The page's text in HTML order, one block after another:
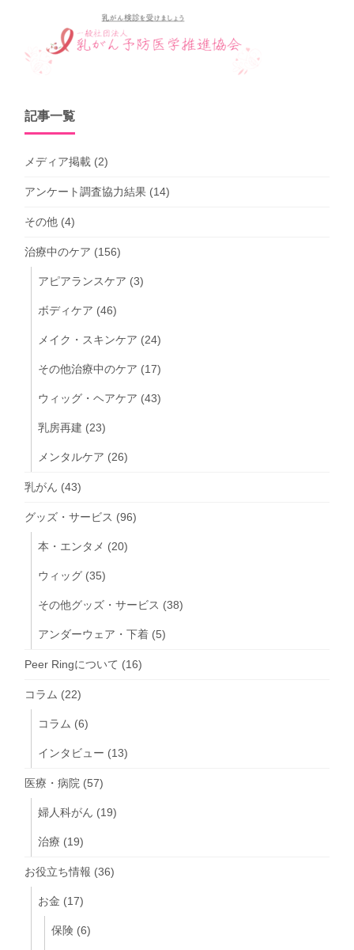
記事一覧
メディア掲載 (2)
アンケート調査協力結果 (14)
その他 (4)
治療中のケア (156)
アピアランスケア (3)
ボディケア (46)
メイク・スキンケア (24)
その他治療中のケア (17)
ウィッグ・ヘアケア (43)
乳房再建 (23)
メンタルケア (26)
乳がん (43)
グッズ・サービス (96)
本・エンタメ (20)
ウィッグ (35)
その他グッズ・サービス (38)
アンダーウェア・下着 (5)
Peer Ringについて (16)
コラム (22)
コラム (6)
インタビュー (13)
医療・病院 (57)
婦人科がん (19)
治療 (19)
お役立ち情報 (36)
お金 (17)
保険 (6)